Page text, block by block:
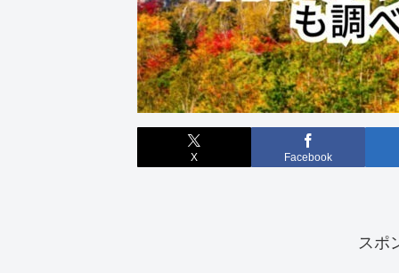
X Facebook
スポ